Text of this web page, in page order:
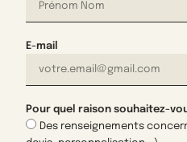
E-mail
Pour quel raison souhaitez-
Des renseignements